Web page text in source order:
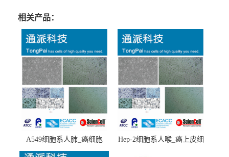
相关产品：
A549细胞系人肺_癌细胞
(A549细胞)
Hep-2细胞系人喉_癌上皮细